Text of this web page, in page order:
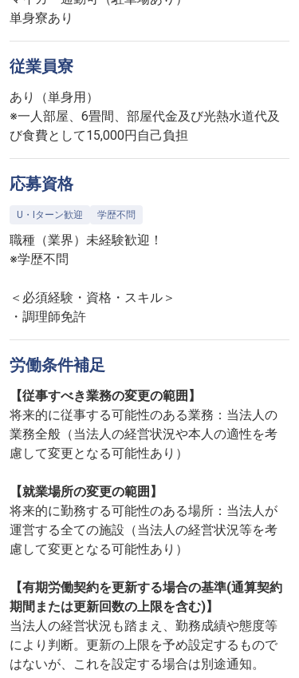
従業員寮
あり（単身用）
※一人部屋、6畳間、部屋代金及び光熱水道代及
び食費として15,000円自己負担
応募資格
U・Iターン歓迎 学歴不問
職種（業界）未経験歓迎！
※学歴不問
＜必須経験・資格・スキル＞
・調理師免許
労働条件補足
【従事すべき業務の変更の範囲】
将来的に従事する可能性のある業務：当法人の
業務全般（当法人の経営状況や本人の適性を考
慮して変更となる可能性あり）
【就業場所の変更の範囲】
将来的に勤務する可能性のある場所：当法人が
運営する全ての施設（当法人の経営状況等を考
慮して変更となる可能性あり）
【有期労働契約を更新する場合の基準(通算契約
期間または更新回数の上限を含む)】
当法人の経営状況も踏まえ、勤務成績や態度等
により判断。更新の上限を予め設定するもので
はないが、これを設定する場合は別途通知。